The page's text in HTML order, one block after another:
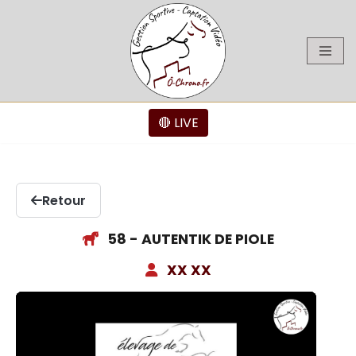
🔴 LIVE
Retour
58 - AUTENTIK DE PIOLE
XX XX